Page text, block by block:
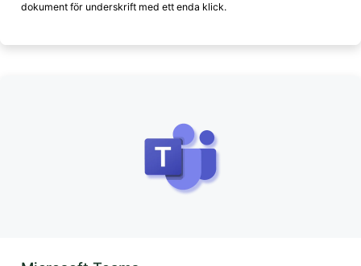
dokument för underskrift med ett enda klick.